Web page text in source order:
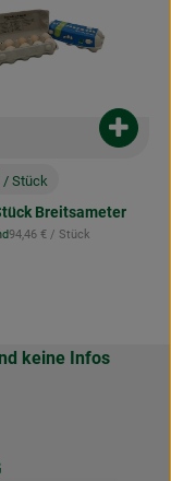
hinzufügen
/ Stück
Breitsameter
, Referenzpreis:
94,46 € / Stück
keine Infos